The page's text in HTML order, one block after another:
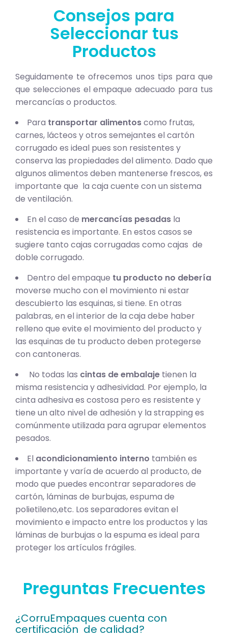
Consejos para
Seleccionar tus
Productos
Seguidamente te ofrecemos unos tips para que
que selecciones el empaque adecuado para tus
mercancías o productos.
Para transportar alimentoscomo frutas,
carnes, lácteos y otros semejantes el cartón
corrugado es ideal pues son resistentes y
conserva las propiedades del alimento. Dado que
algunos alimentos deben mantenerse frescos, es
importante que la caja cuente con un sistema
de ventilación.
En el caso de mercancías pesadas la
resistencia es importante. En estos casos se
sugiere tanto cajas corrugadas como cajas de
doble corrugado.
Dentro del empaque tu producto no debería
moverse mucho con el movimiento ni estar
descubierto las esquinas, si tiene. En otras
palabras, en el interior de la caja debe haber
relleno que evite el movimiento del producto y
las esquinas de tu producto deben protegerse
con cantoneras.
No todas las cintas de embalaje tienen la
misma resistencia y adhesividad. Por ejemplo, la
cinta adhesiva es costosa pero es resistente y
tiene un alto nivel de adhesión y la strapping es
comúnmente utilizada para agrupar elementos
pesados.
El acondicionamiento interno también es
importante y varía de acuerdo al producto, de
modo que puedes encontrar separadores de
cartón, láminas de burbujas, espuma de
polietileno,etc. Los separadores evitan el
movimiento e impacto entre los productos y las
láminas de burbujas o la espuma es ideal para
proteger los artículos frágiles.
Preguntas Frecuentes
¿CorruEmpaques cuenta con
certificación de calidad?